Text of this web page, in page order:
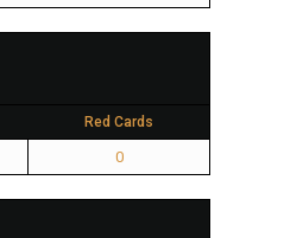
Red Cards
0